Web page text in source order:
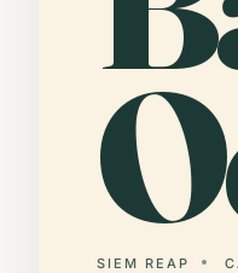
SIEM REAP